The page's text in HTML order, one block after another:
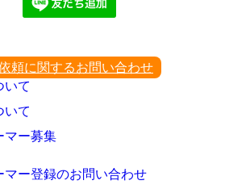
頼に関するお問い合わせ
いて
いて
マー募集
マー登録のお問い合わせ